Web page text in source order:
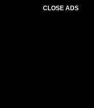
CLOSE ADS